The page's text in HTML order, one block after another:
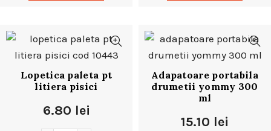
Lopetica paleta pt
litiera pisici
6.80 lei
Adapatoare portabila
drumetii yommy 300
ml
15.10 lei